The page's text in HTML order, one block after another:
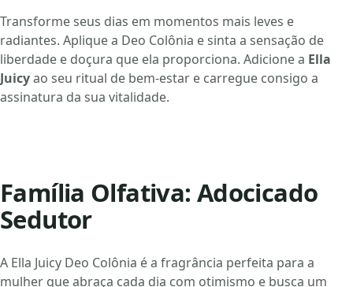
Transforme seus dias em momentos mais leves e
radiantes. Aplique a Deo Colônia e sinta a sensação de
liberdade e doçura que ela proporciona. Adicione a Ella
Juicyao seu ritual de bem-estar e carregue consigo a
assinatura da sua vitalidade.
Família Olfativa: Adocicado
Sedutor
A Ella Juicy Deo Colônia é a fragrância perfeita para a
mulher que abraça cada dia com otimismo e busca um